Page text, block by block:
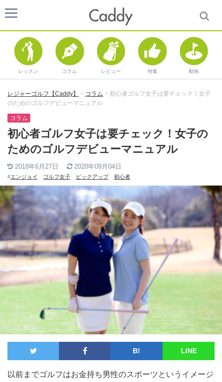
レッスン コラム レビュー 特集 動画
レジャーゴルフ【Caddy】 > コラム > 初心者ゴルフ女子は要チェック！女子
のためのゴルフデビューマニュアル
コラム
初心者ゴルフ女子は要チェック！女子の
ためのゴルフデビューマニュアル
2018年6月27日 2020年09月04日
#エンジョイ ゴルフ女子 ピックアップ 初心者
B! LINE
以前までゴルフはお金持ち男性のスポーツというイメージ